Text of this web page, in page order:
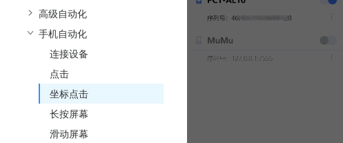
高级自动化
手机自动化
连接设备
点击
坐标点击
长按屏幕
滑动屏幕